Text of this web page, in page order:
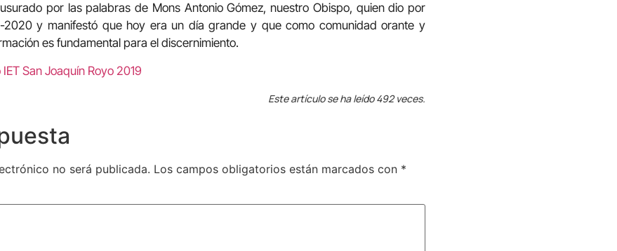
por las palabras de Mons Antonio Gómez, nuestro Obispo, quien dio por
2020 y manifestó que hoy era un día grande y que como comunidad orante y
es fundamental para el discernimiento.
Este artículo se ha leído 492 veces.
no será publicada. Los campos obligatorios están marcados con *